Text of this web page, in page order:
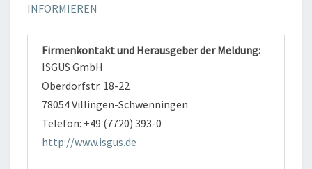
INFORMIEREN
Firmenkontakt und Herausgeber der Meldung:
ISGUS GmbH
Oberdorfstr. 18-22
78054 Villingen-Schwenningen
Telefon: +49 (7720) 393-0
http://www.isgus.de